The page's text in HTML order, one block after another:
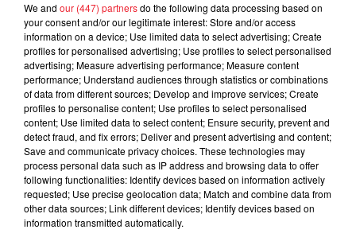
We and our (447) partnersdo the following data processing based on
your consent and/or our legitimate interest: Store and/or access
information on a device; Use limited data to select advertising; Create
profiles for personalised advertising; Use profiles to select personalised
advertising; Measure advertising performance; Measure content
performance; Understand audiences through statistics or combinations
of data from different sources; Develop and improve services; Create
profiles to personalise content; Use profiles to select personalised
content; Use limited data to select content; Ensure security, prevent and
detect fraud, and fix errors; Deliver and present advertising and content;
Save and communicate privacy choices. These technologies may
process personal data such as IP address and browsing data to offer
following functionalities: Identify devices based on information actively
requested; Use precise geolocation data; Match and combine data from
other data sources; Link different devices; Identify devices based on
information transmitted automatically.